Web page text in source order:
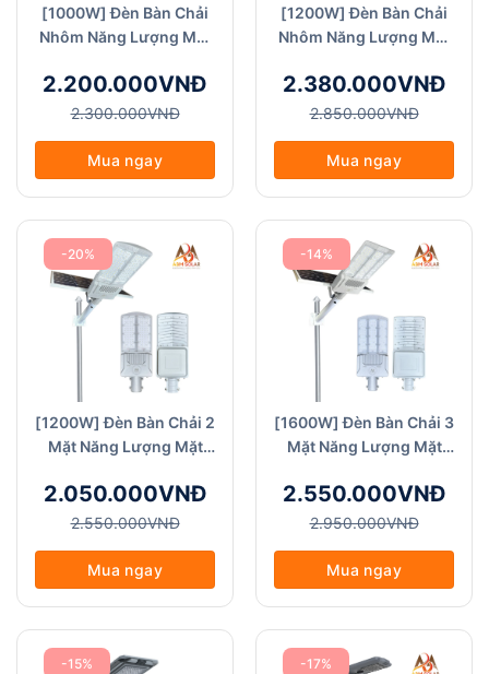
[1000W] Đèn Bàn Chải
Nhôm Năng Lượng Mặt
Nhôm-1000W Plus)
2.200.000VNĐ
2.300.000VNĐ
Mua ngay
[1200W] Đèn Bàn Chải
Nhôm Năng Lượng Mặt
Nhôm-1200W)
2.380.000VNĐ
2.850.000VNĐ
Mua ngay
-20%
[1200W] Đèn Bàn Chải 2
Mặt Năng Lượng Mặt
2M-1200W) Góc chiếu
Sáng Hình Chữ V
2.050.000VNĐ
2.550.000VNĐ
Mua ngay
-14%
[1600W] Đèn Bàn Chải 3
Mặt Năng Lượng Mặt
3M-1600W) Chiếu Sáng
Hình Chữ V
2.550.000VNĐ
2.950.000VNĐ
Mua ngay
-15% -17%